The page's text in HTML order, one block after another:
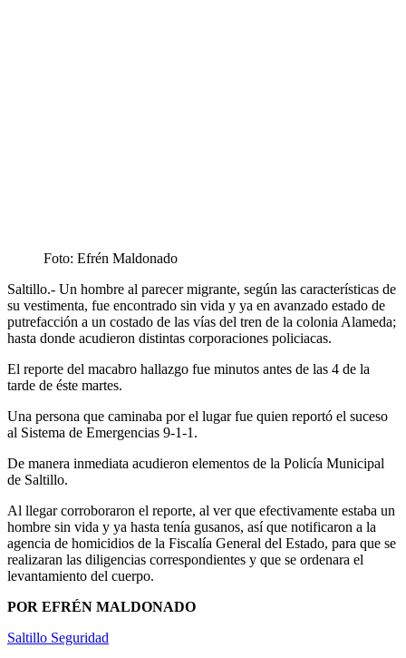
Foto: Efrén Maldonado
Saltillo.- Un hombre al parecer migrante, según las características de
su vestimenta, fue encontrado sin vida y ya en avanzado estado de
putrefacción a un costado de las vías del tren de la colonia Alameda;
hasta donde acudieron distintas corporaciones policiacas.
El reporte del macabro hallazgo fue minutos antes de las 4 de la
tarde de éste martes.
Una persona que caminaba por el lugar fue quien reportó el suceso
al Sistema de Emergencias 9-1-1.
De manera inmediata acudieron elementos de la Policía Municipal
de Saltillo.
Al llegar corroboraron el reporte, al ver que efectivamente estaba un
hombre sin vida y ya hasta tenía gusanos, así que notificaron a la
agencia de homicidios de la Fiscalía General del Estado, para que se
realizaran las diligencias correspondientes y que se ordenara el
levantamiento del cuerpo.
POR EFRÉN MALDONADO
Saltillo Seguridad